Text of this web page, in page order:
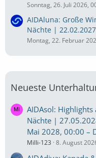
Sonntag, 26. Juli 2026,
AIDAluna: Große
Nächte |
Montag, 22. Februar
Neueste
AIDAsol:
Nächte |
Mai 2028, 00:00 –
Milli-123 8. August